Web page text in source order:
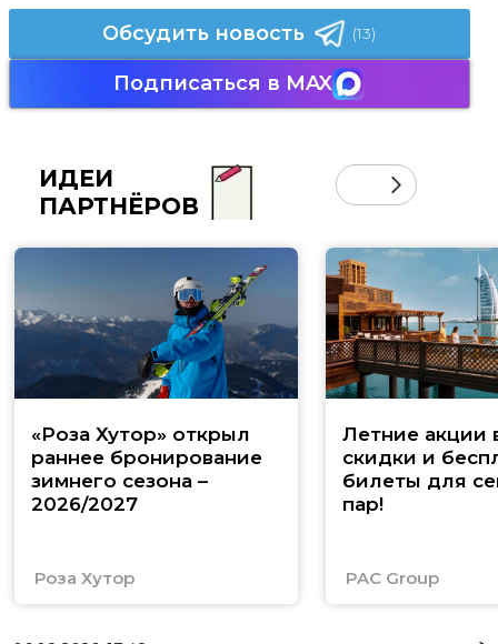
Обсудить новость (13)
Подписаться в MAX
ИДЕИ
ПАРТНЁРОВ
«Роза Хутор» открыл
раннее бронирование
зимнего сезона –
2026/2027
Роза Хутор
Летние акции
скидки и
билеты для
пар!
PAC Group